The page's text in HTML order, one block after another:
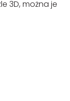
3D, można je